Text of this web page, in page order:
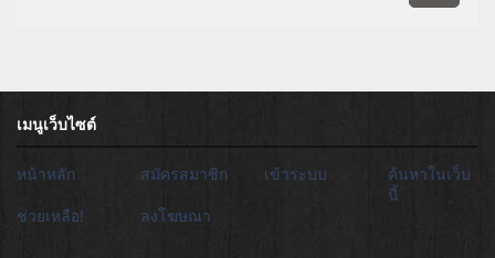
เมนูเว็บไซต์
หน้าหลัก สมัครสมาชิก เข้าระบบ
ค้นหาในเว็บ
นี้
ช่วยเหลือ!
ลงโฆษณา